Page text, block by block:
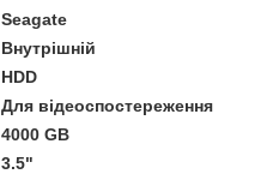
Seagate
Внутрішній
HDD
Для відеоспостереження
4000 GB
3.5"